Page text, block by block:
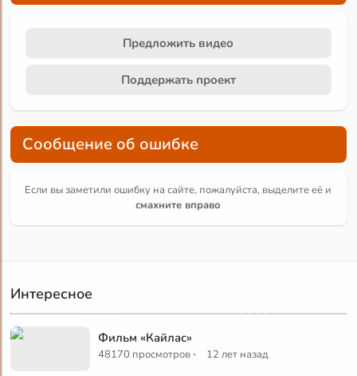
Предложить видео
Поддержать проект
Сообщение об ошибке
Если вы заметили ошибку на сайте, пожалуйста, выделите её и
смахните вправо
Интересное
Фильм «Кайлас»
48170 просмотров · 12 лет назад